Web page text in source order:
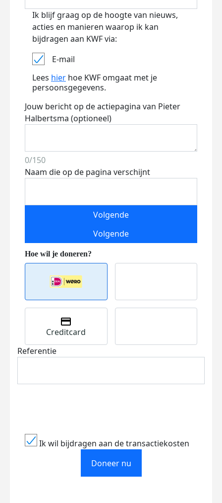
Ik blijf graag op de hoogte van nieuws,
acties en manieren waarop ik kan
bijdragen aan KWF via:
E-mail
Lees hier hoe KWF omgaat met je
persoonsgegevens.
Jouw bericht op de actiepagina van Pieter
Halbertsma (optioneel)
0/150
Naam die op de pagina verschijnt
Volgende
Volgende
Creditcard
Referentie
Ik wil bijdragen aan de transactiekosten
Doneer nu